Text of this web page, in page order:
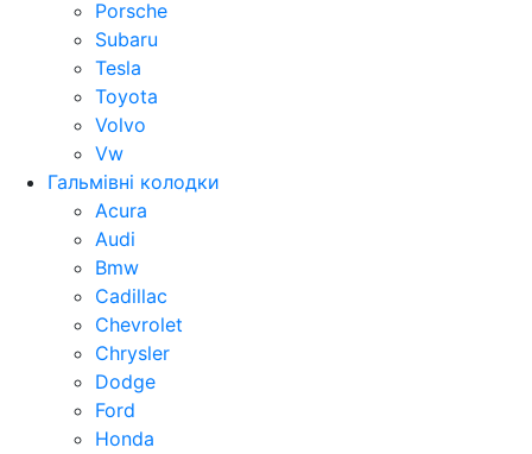
Porsche
Subaru
Tesla
Toyota
Volvo
Vw
Гальмівні колодки
Acura
Audi
Bmw
Cadillac
Chevrolet
Chrysler
Dodge
Ford
Honda